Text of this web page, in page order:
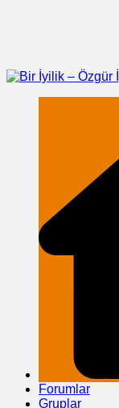
Forumlar
Gruplar